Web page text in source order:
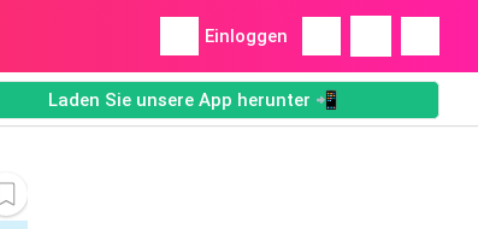
Einloggen
Laden Sie unsere App herunter 📲